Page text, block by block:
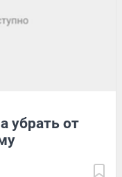
убрать от